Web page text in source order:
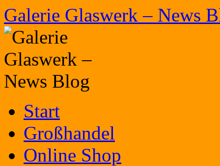
Zum
Inhalt
springen
Galerie Glaswerk – News
Start
Großhandel
Online Shop